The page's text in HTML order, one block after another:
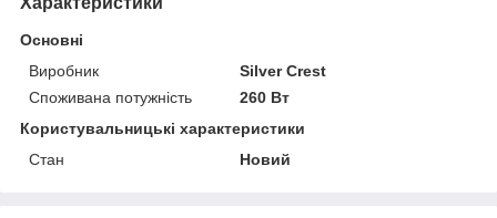
Основні
Виробник
Silver Crest
Споживана потужність
260 Вт
Користувальницькі характеристики
Стан
Новий